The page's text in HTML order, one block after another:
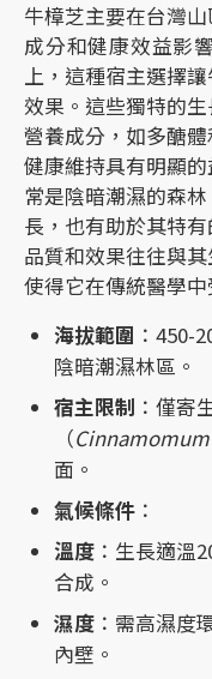
牛樟芝主要在台灣
成分和健康效益影
上，這種宿主選擇
效果。這些獨特的
營養成分，如多醣
健康維持具有明顯
常是陰暗潮濕的森
長，也有助於其特
品質和效果往往與
使得它在傳統醫學中
海拔範圍 ：450-
陰暗潮濕林區。
宿主限制 ：僅寄
（
面。
氣候條件 ：
溫度 ：生長適溫
合成。
濕度 ：需高濕度
內壁。